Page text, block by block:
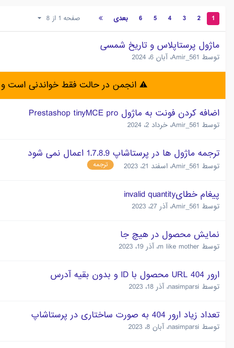
1
2
3
4
5
6 بعدی صفحه 1 از 8
ماژول پرستاپلاس و تاریخ شمسی
توسط Amir_561،آبان 6، 2024
⚠️ انجمن در حالت فقط خواندنی است و
اضافه کردن فونت به ماژول Prestashop tinyMCE pro
توسط Amir_561، خرداد 2، 2024
ترجمه ماژول ها در پرستاشاپ 1.7.8.9 اعمال نمی شود
توسط Amir_561، اسفند 21، 2023 ترجمه
پیغام خطایinvalid quantity
توسط Amir_561،آذر 27، 2023
نمایش محصول در هیچ جا
توسط m like mother،آذر 19، 2023
ارور 404 URL محصول با ID و بدون بقیه آدرس
توسط nasimparsi،آذر 18، 2023
تعداد زیاد ارور 404 به صورت ساختاری در پرستاشاپ
توسط nasimparsi،آبان 8، 2023